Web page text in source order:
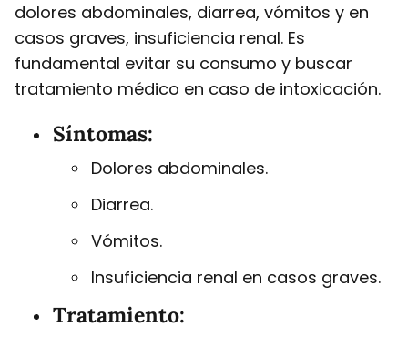
dolores abdominales, diarrea, vómitos y en
casos graves, insuficiencia renal. Es
fundamental evitar su consumo y buscar
tratamiento médico en caso de intoxicación.
Síntomas:
Dolores abdominales.
Diarrea.
Vómitos.
Insuficiencia renal en casos graves.
Tratamiento: